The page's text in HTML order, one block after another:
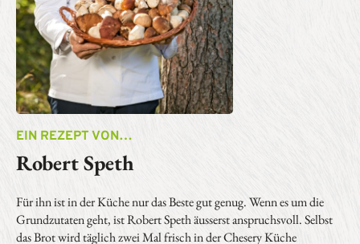
EIN REZEPT VON…
Robert Speth
Für ihn ist in der Küche nur das Beste gut genug. Wenn es um die
Grundzutaten geht, ist Robert Speth äusserst anspruchsvoll. Selbst
das Brot wird täglich zwei Mal frisch in der Chesery Küche